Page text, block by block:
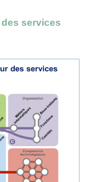
services